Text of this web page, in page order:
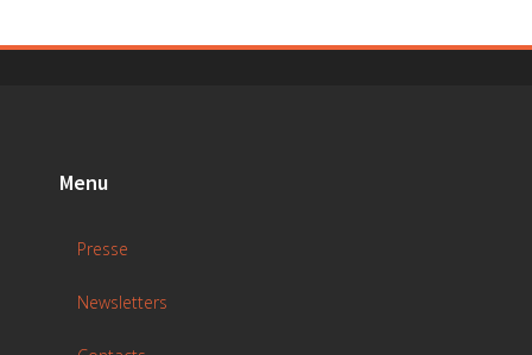
Menu
Presse
Newsletters